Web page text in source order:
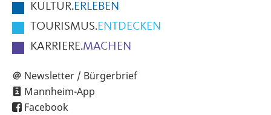
KULTUR.ERLEBEN
TOURISMUS.ENTDECKEN
KARRIERE.MACHEN
Newsletter / Bürgerbrief
Mannheim-App
Facebook